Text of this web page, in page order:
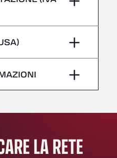
del Guadiel, 23210
II LA RETE